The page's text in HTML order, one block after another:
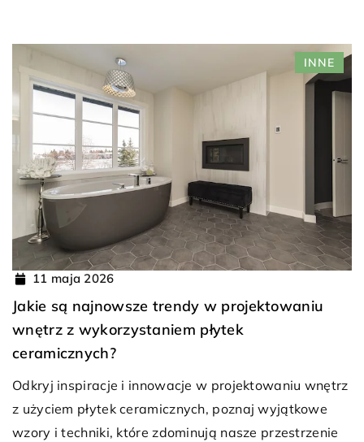
INNE
11 maja 2026
Jakie są najnowsze trendy w projektowaniu
wnętrz z wykorzystaniem płytek
ceramicznych?
Odkryj inspiracje i innowacje w projektowaniu wnętrz
z użyciem płytek ceramicznych, poznaj wyjątkowe
wzory i techniki, które zdominują nasze przestrzenie